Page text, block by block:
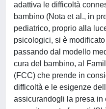
adattiva le difficoltà
bambino (Nota et al., in
pediatrico, proprio alla
psicologici, si è
passando dal modello
cura del bambino, al
(FCC) che prende in
difficoltà e le esigenze
assicurandogli la presa in